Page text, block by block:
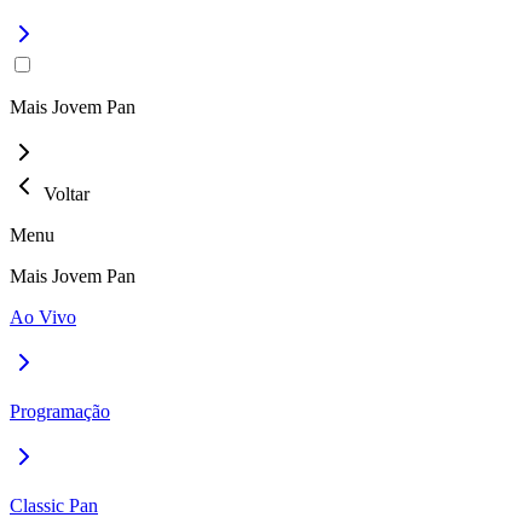
Mais Jovem Pan
Voltar
Menu
Mais Jovem Pan
Ao Vivo
Programação
Classic Pan